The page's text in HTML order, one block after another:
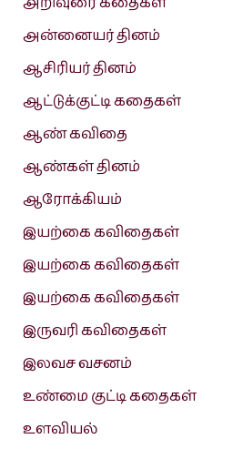
அன்னையர் தினம்
ஆசிரியர் தினம்
ஆட்டுக்குட்டி கதைகள்
ஆண் கவிதை
ஆண்கள் தினம்
ஆரோக்கியம்
இயற்கை கவிதைகள்
இயற்கை கவிதைகள்
இயற்கை கவிதைகள்
இருவரி கவிதைகள்
இலவச வசனம்
உண்மை குட்டி கதைகள்
உளவியல்